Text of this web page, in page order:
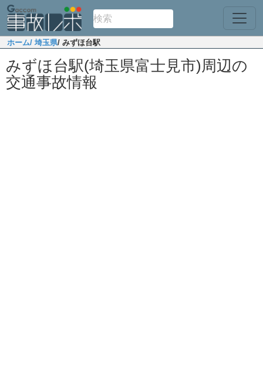
ホーム/ 埼玉県/ みずほ台駅
みずほ台駅(埼玉県富士見市)周辺の
交通事故情報